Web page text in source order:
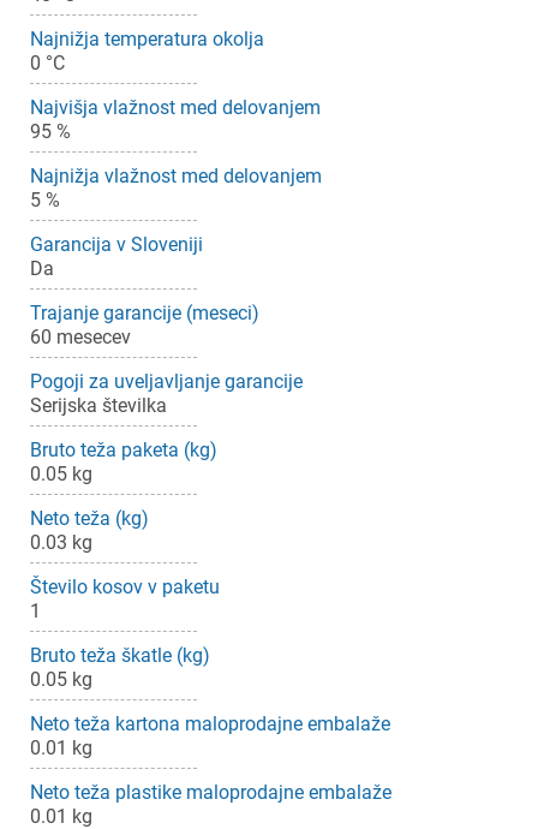
Najnižja temperatura okolja
0 °C
Najvišja vlažnost med delovanjem
95 %
Najnižja vlažnost med delovanjem
5 %
Garancija v Sloveniji
Da
Trajanje garancije (meseci)
60 mesecev
Pogoji za uveljavljanje garancije
Serijska številka
Bruto teža paketa (kg)
0.05 kg
Neto teža (kg)
0.03 kg
Število kosov v paketu
1
Bruto teža škatle (kg)
0.05 kg
Neto teža kartona maloprodajne embalaže
0.01 kg
Neto teža plastike maloprodajne embalaže
0.01 kg
Prijava
Za dodajanje na seznam želja morate biti prijavljeni.
Prekliči